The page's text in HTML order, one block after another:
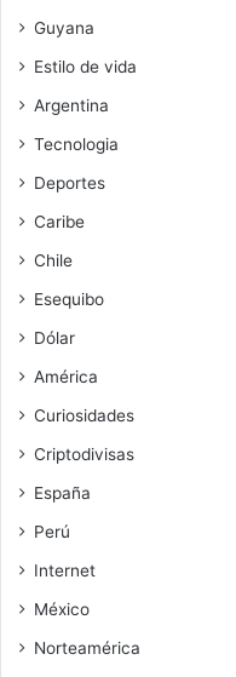
Guyana
Estilo de vida
Argentina
Tecnologia
Deportes
Caribe
Chile
Esequibo
Dólar
América
Curiosidades
Criptodivisas
España
Perú
Internet
México
Norteamérica